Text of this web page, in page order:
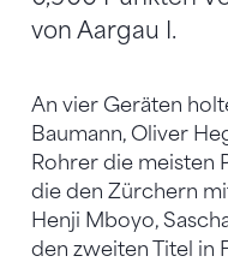
von Aargau I.
An vier Geräten
Baumann, Oliver
Rohrer die meisten
die den Zürchern
Henji Mboyo,
den zweiten Titel in